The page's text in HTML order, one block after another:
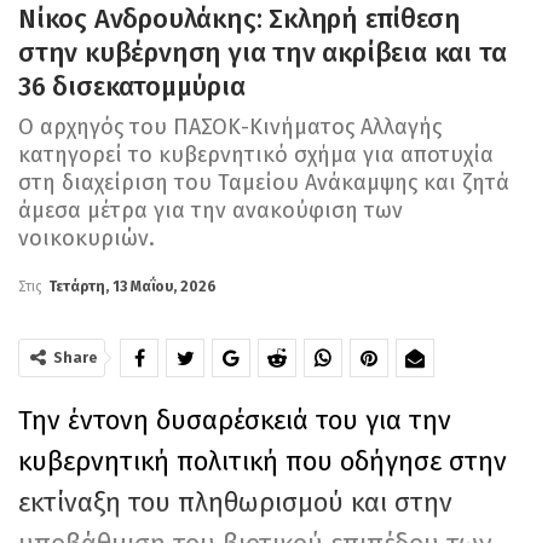
Νίκος Ανδρουλάκης: Σκληρή επίθεση
στην κυβέρνηση για την ακρίβεια και τα
36 δισεκατομμύρια
Ο αρχηγός του ΠΑΣΟΚ-Κινήματος Αλλαγής
κατηγορεί το κυβερνητικό σχήμα για αποτυχία
στη διαχείριση του Ταμείου Ανάκαμψης και ζητά
άμεσα μέτρα για την ανακούφιση των
νοικοκυριών.
Στις Τετάρτη, 13 Μαΐου, 2026
Share
Την έντονη δυσαρέσκειά του για την
κυβερνητική πολιτική που οδήγησε στην
εκτίναξη του πληθωρισμού και στην